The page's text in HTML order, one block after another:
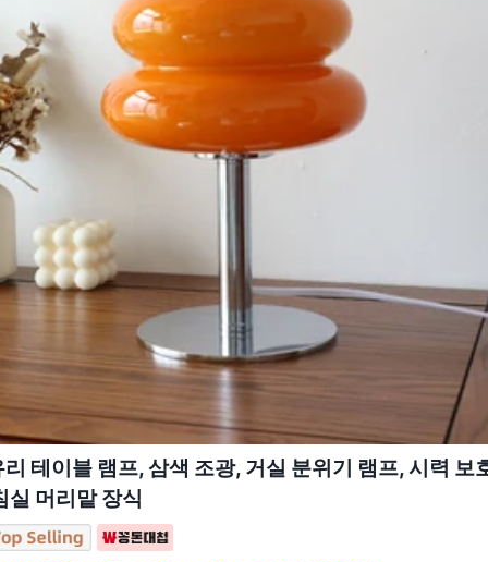
테이블 램프, 삼색 조광, 거실 분위기 램프, 시력 보
실 머리맡 장식